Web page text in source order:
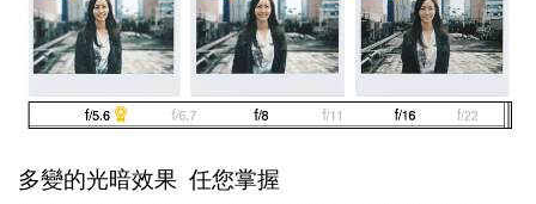
多變的光暗效果 任您掌握